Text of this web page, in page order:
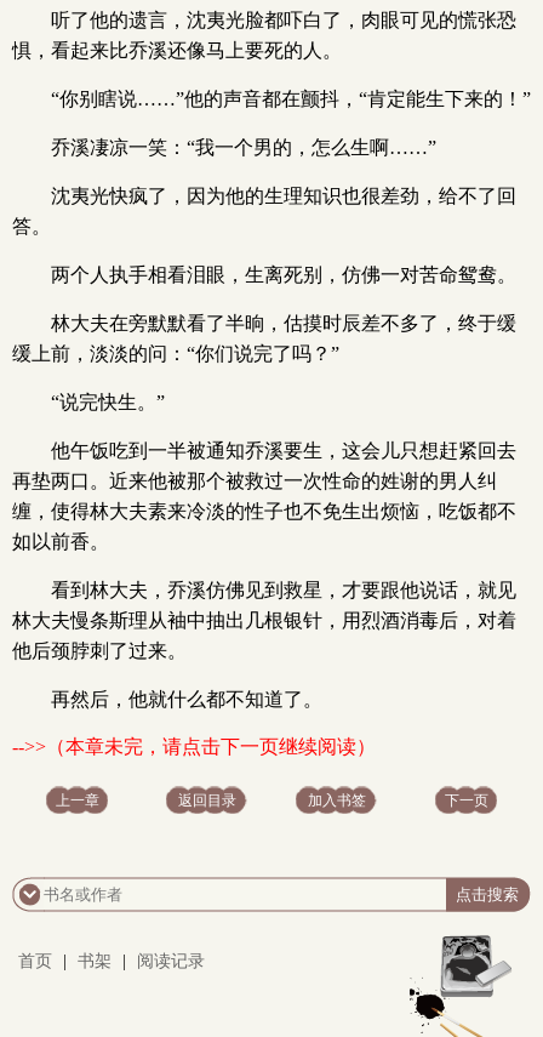
听了他的遗言，沈夷光脸都吓白了，肉眼可见的慌张恐
惧，看起来比乔溪还像马上要死的人。
“你别瞎说……”他的声音都在颤抖，“肯定能生下来的！”
乔溪凄凉一笑：“我一个男的，怎么生啊……”
沈夷光快疯了，因为他的生理知识也很差劲，给不了回
答。
两个人执手相看泪眼，生离死别，仿佛一对苦命鸳鸯。
林大夫在旁默默看了半晌，估摸时辰差不多了，终于缓
缓上前，淡淡的问：“你们说完了吗？”
“说完快生。”
他午饭吃到一半被通知乔溪要生，这会儿只想赶紧回去
再垫两口。近来他被那个被救过一次性命的姓谢的男人纠
缠，使得林大夫素来冷淡的性子也不免生出烦恼，吃饭都不
如以前香。
看到林大夫，乔溪仿佛见到救星，才要跟他说话，就见
林大夫慢条斯理从袖中抽出几根银针，用烈酒消毒后，对着
他后颈脖刺了过来。
再然后，他就什么都不知道了。
-->>（本章未完，请点击下一页继续阅读）
上一章 返回目录 加入书签 下一页
首页 书架 阅读记录